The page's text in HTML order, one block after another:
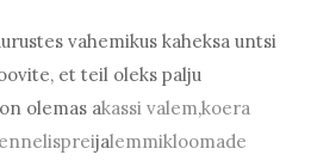
vahemikus kaheksa untsi
et teil oleks palju
olemas akassi valem,koera
jalemmikloomade